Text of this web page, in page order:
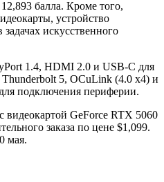
балла. Кроме того,
устройство
искусственного
1.4, HDMI 2.0 и USB-C для
5, OCuLink (4.0 x4) и
подключения периферии.
GeForce RTX 5060
заказа по цене $1,099.
мая.